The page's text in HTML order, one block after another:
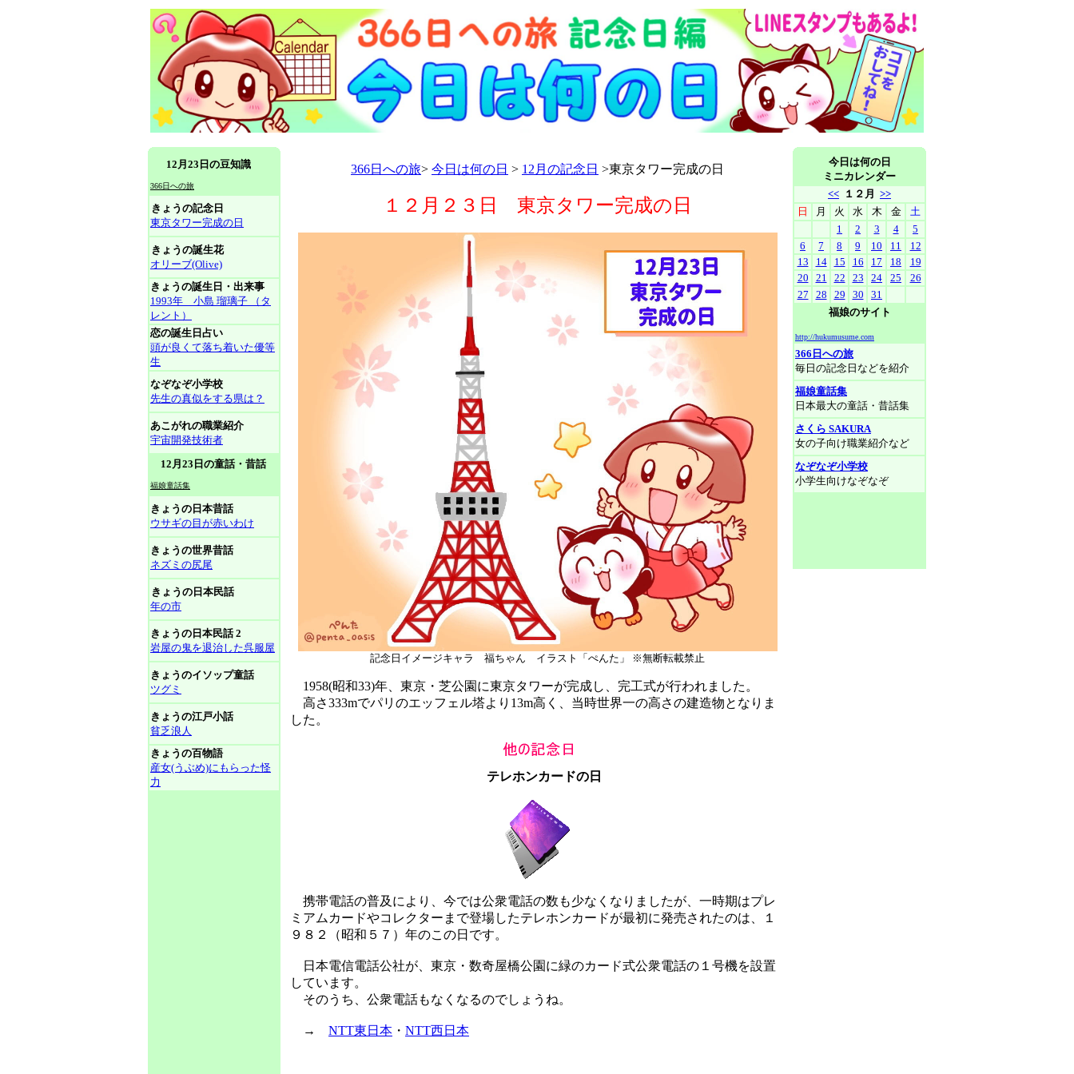
12月23日の豆知識
366日への旅
きょうの記念日
東京タワー完成の日
きょうの誕生花
オリーブ(Olive)
きょうの誕生日・出来事
1993年 小島 瑠璃子 （タ
レント）
恋の誕生日占い
頭が良くて落ち着いた優等
生
なぞなぞ小学校
先生の真似をする県は？
あこがれの職業紹介
宇宙開発技術者
12月23日の童話・昔話
福娘童話集
きょうの日本昔話
ウサギの目が赤いわけ
きょうの世界昔話
ネズミの尻尾
きょうの日本民話
年の市
きょうの日本民話 2
岩屋の鬼を退治した呉服屋
きょうのイソップ童話
ツグミ
きょうの江戸小話
貧乏浪人
きょうの百物語
産女(うぶめ)にもらった怪
力
366日への旅> 今日は何の日 > 12月の記念日 >東京タワー完成の日
１２月２３日 東京タワー完成の日
記念日イメージキャラ 福ちゃん イラスト「ぺんた」 ※無断転載禁止
1958(昭和33)年、東京・芝公園に東京タワーが完成し、完工式が行われました。
高さ333mでパリのエッフェル塔より13m高く、当時世界一の高さの建造物となりま
した。
テレホンカードの日
携帯電話の普及により、今では公衆電話の数も少なくなりましたが、一時期はプレ
ミアムカードやコレクターまで登場したテレホンカードが最初に発売されたのは、１
９８２（昭和５７）年のこの日です。
日本電信電話公社が、東京・数奇屋橋公園に緑のカード式公衆電話の１号機を設置
しています。
そのうち、公衆電話もなくなるのでしょうね。
→ NTT東日本 ・ NTT西日本
今日は何の日
ミニカレンダー
<< １２ 月 >>
日
月 火 水 木 金
土
1
2 3 4
5
6
7 8 9 10 11
12
13
14 15 16 17 18
19
20
21 22 23 24 25
26
27
28 29 30
31
福娘のサイト
http://hukumusume.com
366日への旅
毎日の記念日などを紹介
福娘童話集
日本最大の童話・昔話集
さくら SAKURA
女の子向け職業紹介など
なぞなぞ小学校
小学生向けなぞなぞ